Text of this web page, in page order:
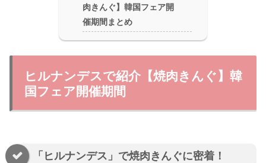
肉きんぐ】韓国フェア開
催期間まとめ
ヒルナンデスで紹介【焼肉きんぐ】韓
国フェア開催期間
「ヒルナンデス」で焼肉きんぐに密着！